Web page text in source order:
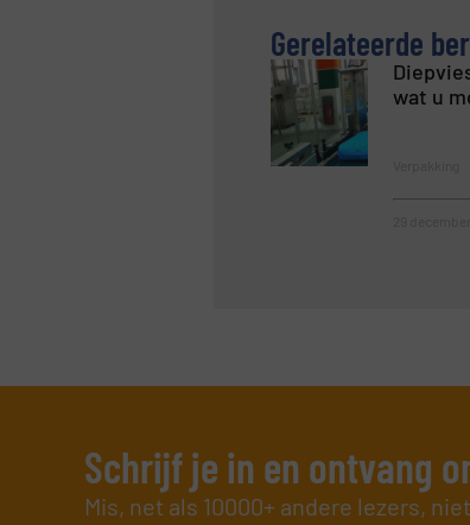
Gerelateerde
wat u
Schrijf je in en ontvang
Mis, net als 10000+ andere lezers,